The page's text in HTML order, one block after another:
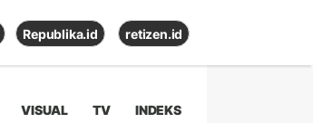
Republika.id retizen.id
VISUAL TV INDEKS